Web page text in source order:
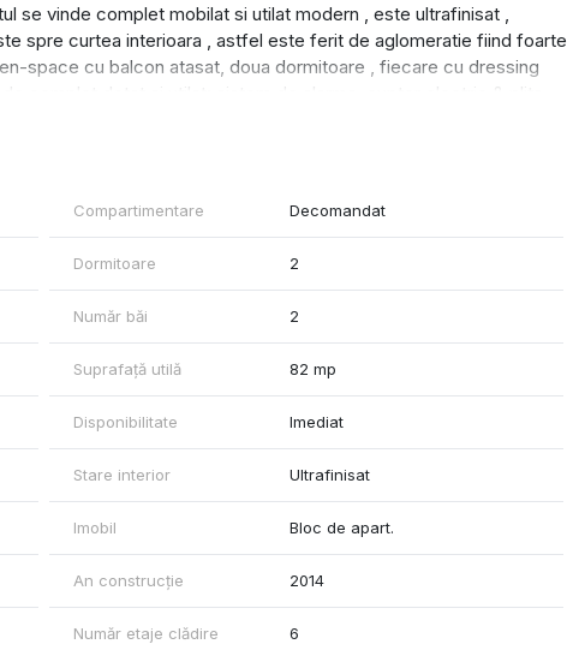
se vinde complet mobilat si utilat modern , este ultrafinisat ,
spre curtea interioara , astfel este ferit de aglomeratie fiind foarte
space cu balcon atasat, doua dormitoare , fiecare cu dressing
de spalat, dus walk-in, aer conditionat, paturi 180x200 si 140x200
Compartimentare Decomandat
Dormitoare 2
Număr băi 2
Suprafață utilă 82 mp
Disponibilitate Imediat
Stare interior Ultrafinisat
Imobil Bloc de apart.
An construcție 2014
Număr etaje clădire 6